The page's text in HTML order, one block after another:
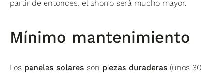
partir de entonces, el ahorro será mucho mayor.
Mínimo mantenimiento
Los paneles solares son piezas duraderas (unos 30